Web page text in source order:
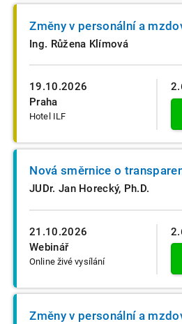
19.10.2026
Praha
Hotel ILF
Změny v personální a
Ing. Růžena Klímová
21.10.2026
Webinář
Online živé vysílání
Nová směrnice o
JUDr. Jan Horecký, Ph.D.
Změny v personální a